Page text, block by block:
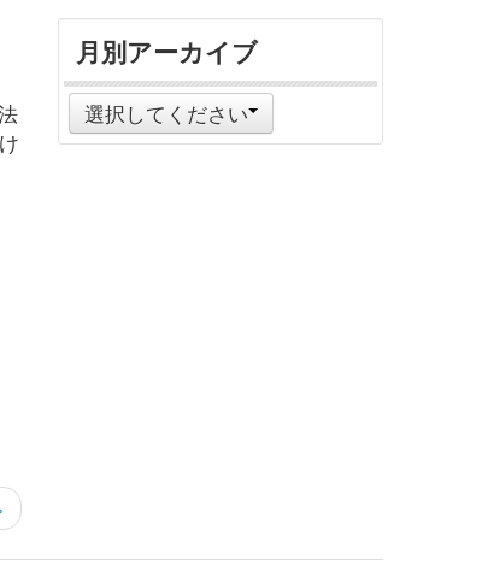
月別アーカイブ
選択してください